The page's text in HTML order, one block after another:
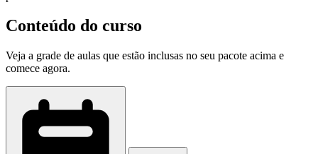
Conteúdo do curso
Veja a grade de aulas que estão inclusas no seu pacote acima e
comece agora.